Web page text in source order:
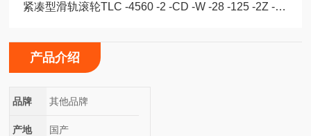
紧凑型滑轨滚轮TLC -4560 -2 -CD -W -28 -125 -2Z -B -NIC
产品介绍
品牌 其他品牌
产地 国产